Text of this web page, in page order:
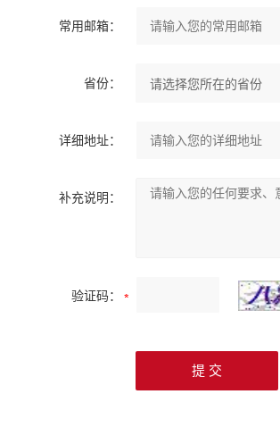
常用邮箱：
省份：
详细地址：
补充说明：
验证码：